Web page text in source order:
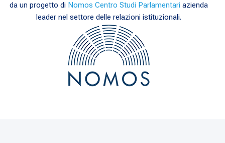
da un progetto di Nomos Centro Studi Parlamentari azienda
leader nel settore delle relazioni istituzionali.